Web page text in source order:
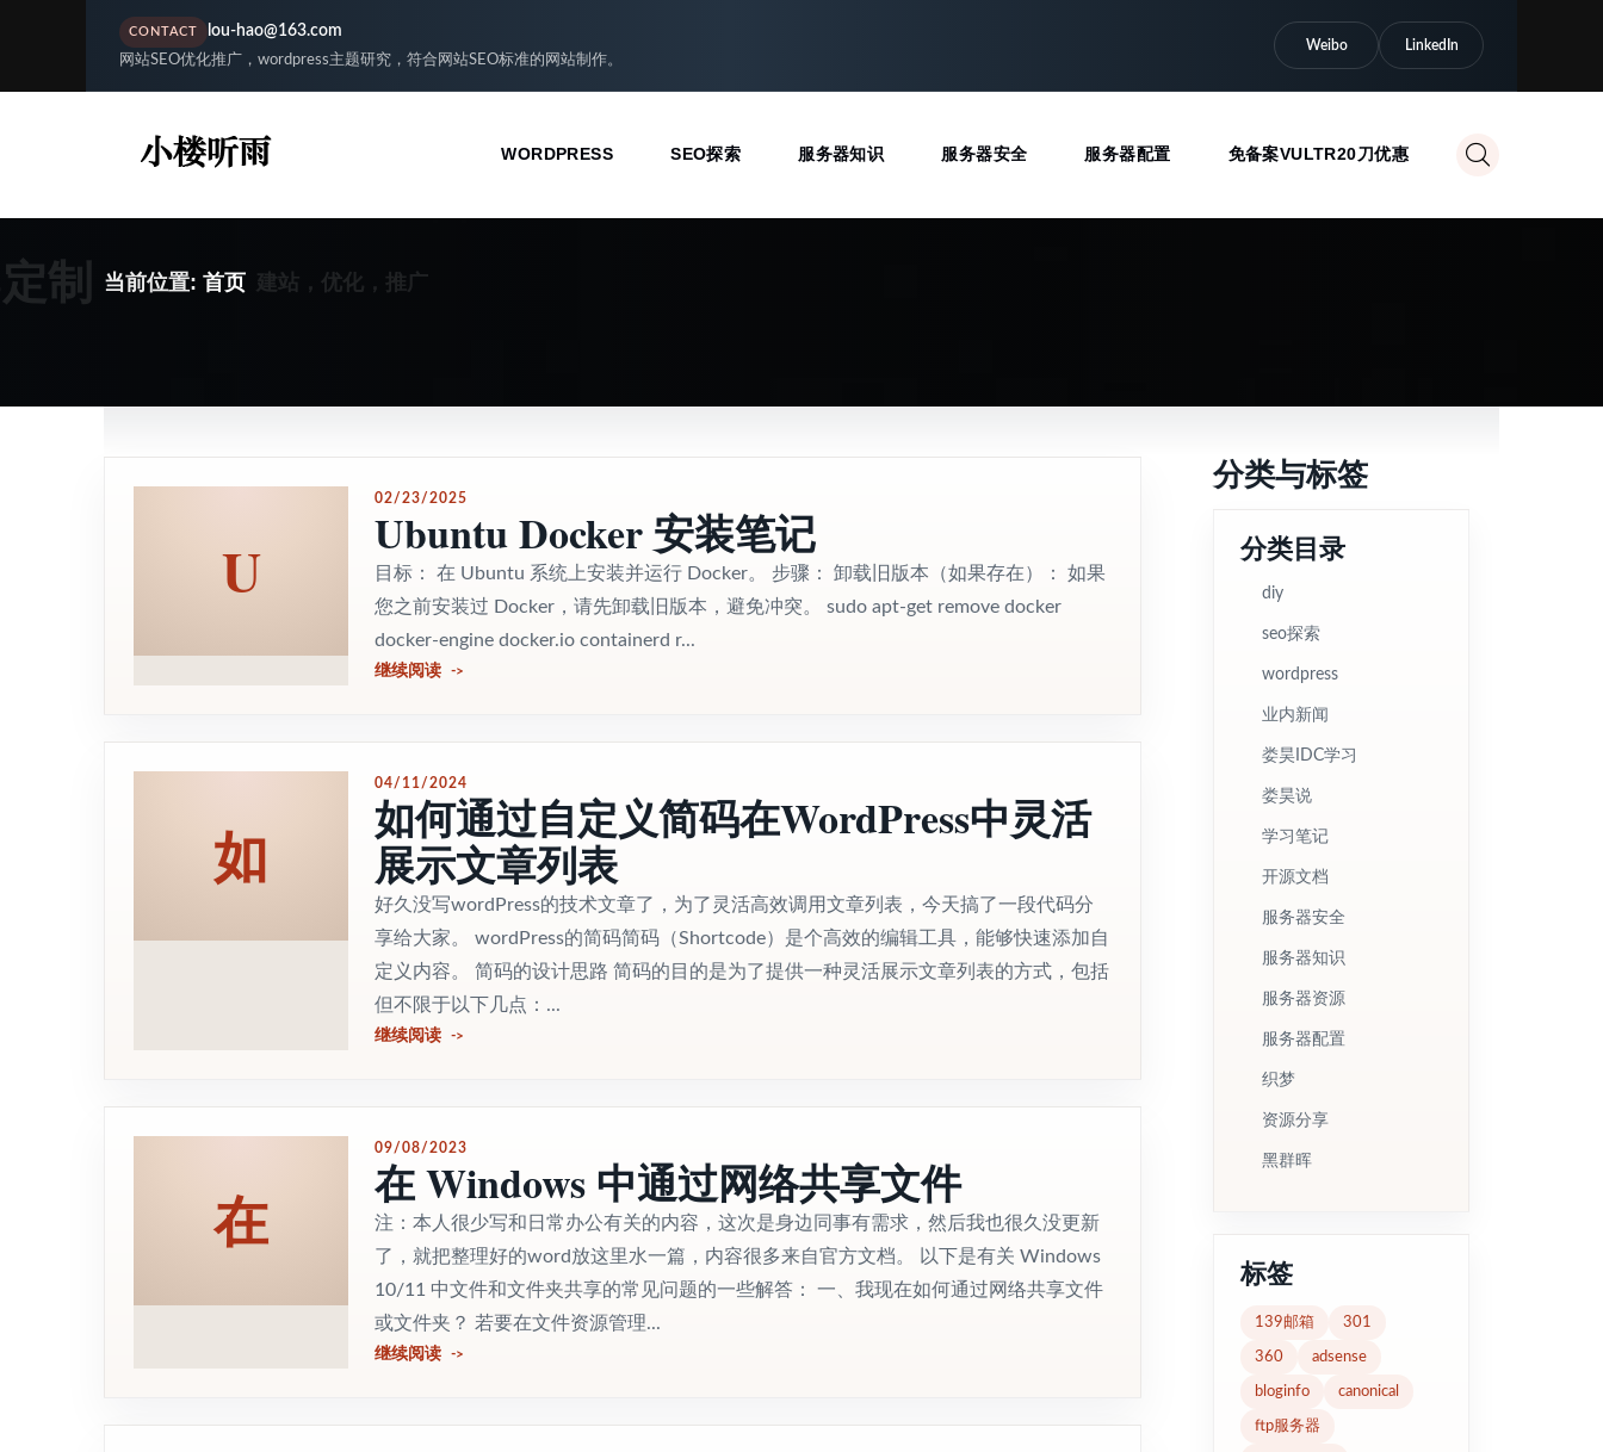
CONTACT lou-hao@163.com
网站SEO优化推广，wordpress主题研究，符合网站SEO标准的网站制作。
Weibo LinkedIn
WORDPRESS SEO探索 服务器知识 服务器安全 服务器配置 免备案VULTR20刀优惠
制 当前位置: 首页 建站，优化，推广
U
02/23/2025
Ubuntu Docker 安装笔记
目标： 在 Ubuntu 系统上安装并运行 Docker。 步骤： 卸载旧版本（如果存在）： 如果
您之前安装过 Docker，请先卸载旧版本，避免冲突。 sudo apt-get remove docker
docker-engine docker.io containerd r...
继续阅读
如
04/11/2024
如何通过自定义简码在WordPress中灵活
展示文章列表
好久没写wordPress的技术文章了，为了灵活高效调用文章列表，今天搞了一段代码分
享给大家。 wordPress的简码简码（Shortcode）是个高效的编辑工具，能够快速添加自
定义内容。 简码的设计思路 简码的目的是为了提供一种灵活展示文章列表的方式，包括
但不限于以下几点：...
继续阅读
在
09/08/2023
在 Windows 中通过网络共享文件
注：本人很少写和日常办公有关的内容，这次是身边同事有需求，然后我也很久没更新
了，就把整理好的word放这里水一篇，内容很多来自官方文档。 以下是有关 Windows
10/11 中文件和文件夹共享的常见问题的一些解答： 一、我现在如何通过网络共享文件
或文件夹？ 若要在文件资源管理...
继续阅读
分类与标签
分类目录
diy
seo探索
wordpress
业内新闻
娄昊IDC学习
娄昊说
学习笔记
开源文档
服务器安全
服务器知识
服务器资源
服务器配置
织梦
资源分享
黑群晖
标签
139邮箱 301
360 adsense
bloginfo canonical
ftp服务器